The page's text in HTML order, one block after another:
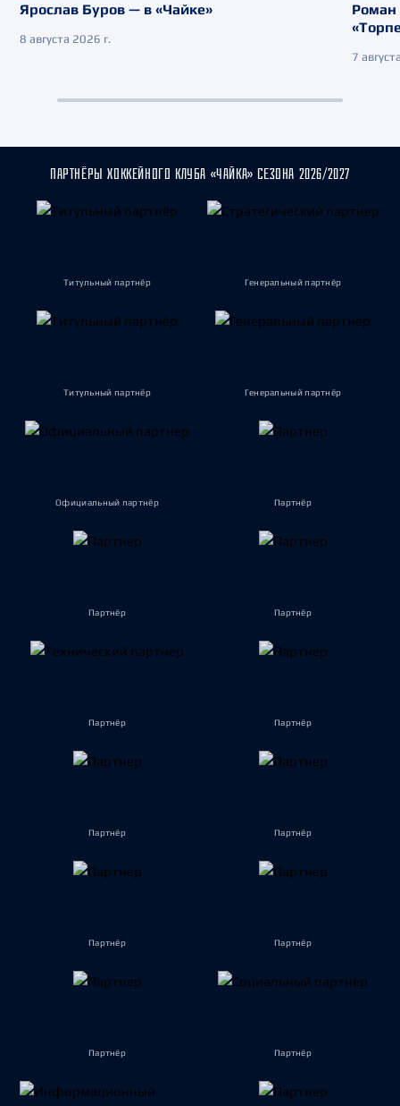
Ярослав Буров — в «Чайке»
8 августа 2026 г.
Роман
7
ПАРТНЁРЫ ХОККЕЙНОГО КЛУБА «ЧАЙКА» СЕЗОНА 2026/2027
Титульный партнёр Генеральный партнёр
Титульный партнёр Генеральный партнёр
Официальный партнёр Партнёр
Партнёр Партнёр
Партнёр Партнёр
Партнёр Партнёр
Партнёр Партнёр
Партнёр Партнёр